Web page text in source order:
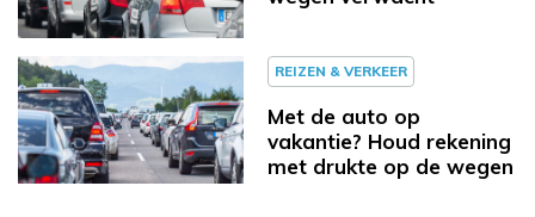
REIZEN & VERKEER
Met de auto op
vakantie? Houd rekening
met drukte op de wegen